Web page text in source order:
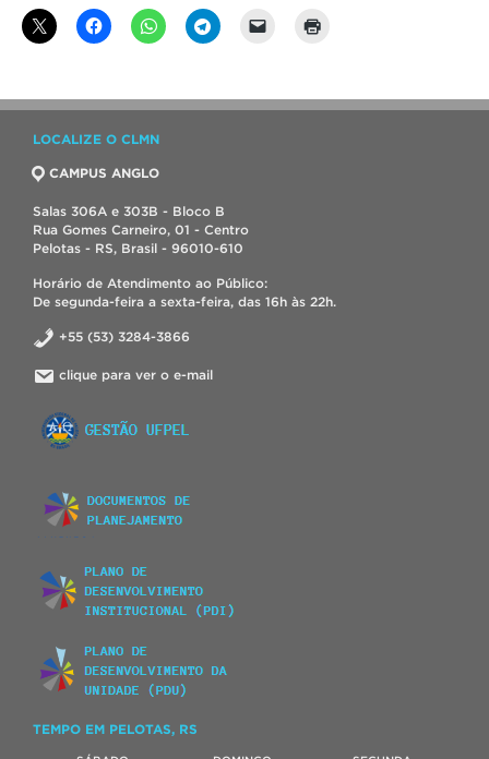
LOCALIZE O CLMN
CAMPUS ANGLO
Salas 306A e 303B - Bloco B
Rua Gomes Carneiro, 01 - Centro
Pelotas - RS, Brasil - 96010-610
Horário de Atendimento ao Público:
De segunda-feira a sexta-feira, das 16h às 22h.
+55 (53) 3284-3866
clique para ver o e-mail
TEMPO EM PELOTAS, RS